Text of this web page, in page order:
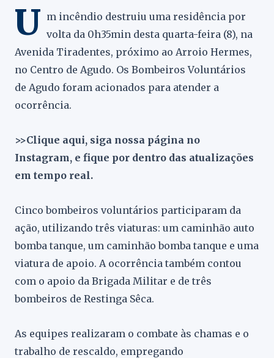
U m incêndio destruiu uma residência por
volta da 0h35min desta quarta-feira (8), na
Avenida Tiradentes, próximo ao Arroio Hermes,
no Centro de Agudo. Os Bombeiros Voluntários
de Agudo foram acionados para atender a
ocorrência.
>>Clique aqui, siga nossa página no
Instagram, e fique por dentro das atualizações
em tempo real.
Cinco bombeiros voluntários participaram da
ação, utilizando três viaturas: um caminhão auto
bomba tanque, um caminhão bomba tanque e uma
viatura de apoio. A ocorrência também contou
com o apoio da Brigada Militar e de três
bombeiros de Restinga Sêca.
As equipes realizaram o combate às chamas e o
trabalho de rescaldo, empregando